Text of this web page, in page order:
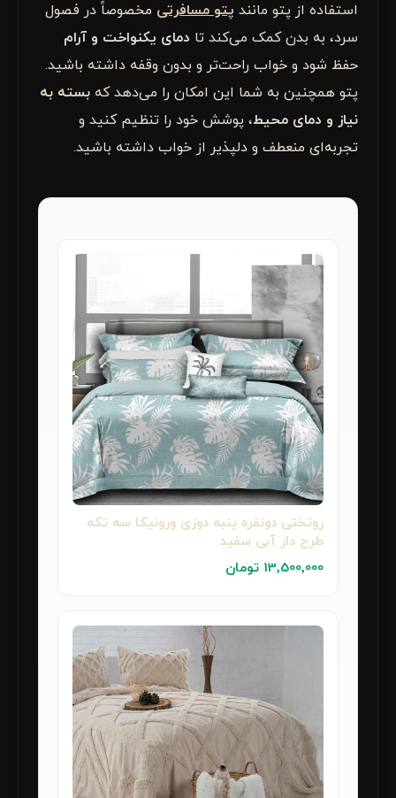
استفاده از پتو مانند پتو مسافرتی مخصوصاً در فصول
سرد، به بدن کمک می‌کند تا دمای یکنواخت و آرام
حفظ شود و خواب راحت‌تر و بدون وقفه داشته باشید.
پتو همچنین به شما این امکان را می‌دهد که بسته به
نیاز و دمای محیط، پوشش خود را تنظیم کنید و
تجربه‌ای منعطف و دلپذیر از خواب داشته باشید.
روتختی دونفره پنبه دوزی ورونیکا سه تکه
طرح دار آبی سفید
13٬500٬000 تومان